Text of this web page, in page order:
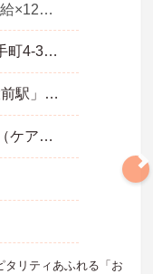
年収 407万円～月給×12ヶ月＋賞与
大阪府 吹田市 山手町4-31-21
阪急千里線「関大前駅」徒歩18分
■介護支援専門員（ケアマネジャー） ※経験不問、介護支援専門員業務経験あれば尚可 ※ブランク可
リティあふれる「お